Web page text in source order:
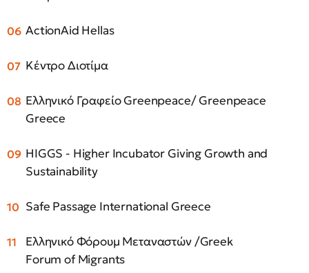
ActionAid Hellas
Κέντρο Διοτίμα
Ελληνικό Γραφείο Greenpeace/ Greenpeace
Greece
HIGGS - Higher Incubator Giving Growth and
Sustainability
Safe Passage International Greece
Ελληνικό Φόρουμ Μεταναστών /Greek
Forum of Migrants